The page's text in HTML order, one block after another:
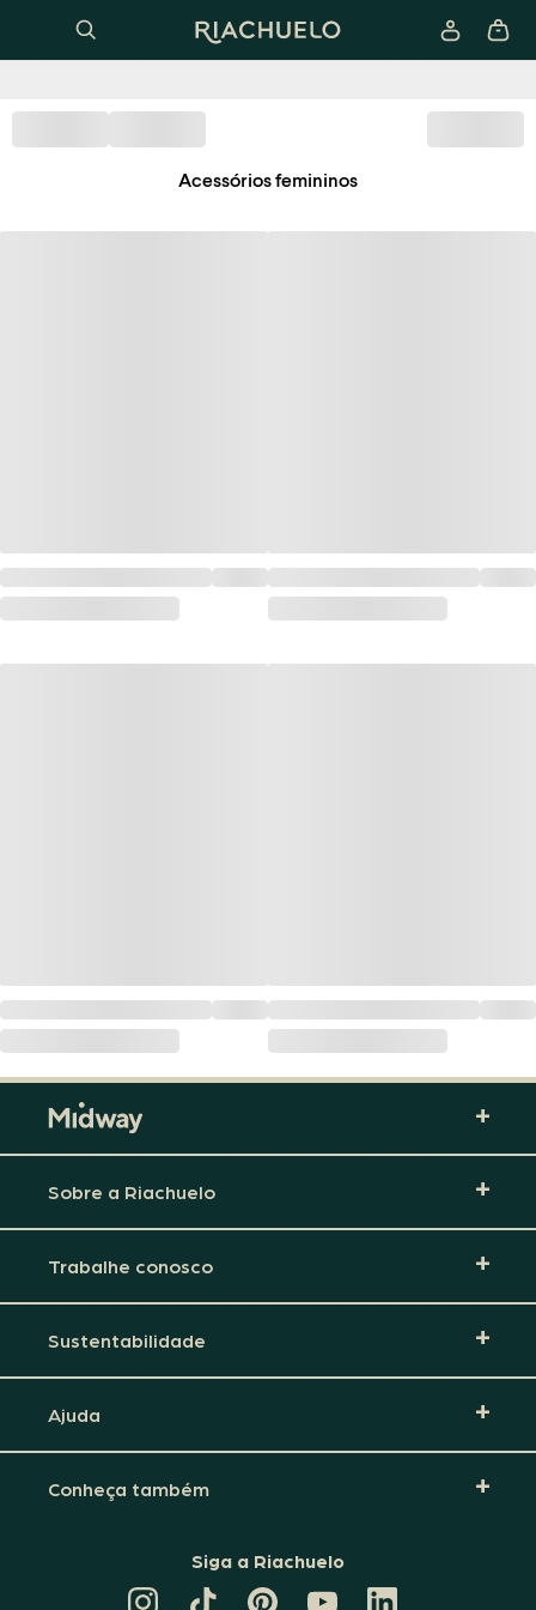
Acessórios femininos
Sobre a Riachuelo
Trabalhe conosco
Sustentabilidade
Ajuda
Conheça também
Siga a Riachuelo
CANAL